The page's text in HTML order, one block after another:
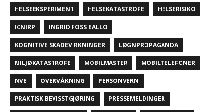
HELSEEKSPERIMENT HELSEKATASTROFE HELSERISIKO
ICNIRP INGRID FOSS BALLO
KOGNITIVE SKADEVIRKNINGER LØGNPROPAGANDA
MILJØKATASTROFE MOBILMASTER MOBILTELEFONER
NVE OVERVÅKNING PERSONVERN
PRAKTISK BEVISSTGJØRING PRESSEMELDINGER